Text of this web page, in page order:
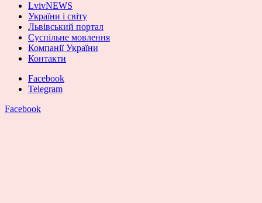
LvivNEWS
України і світу
Львівський портал
Суспільне мовлення
Компанії України
Контакти
Facebook
Telegram
Facebook